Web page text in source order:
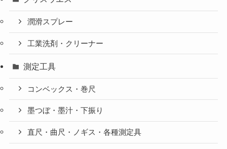
潤滑スプレー
工業洗剤・クリーナー
測定工具
コンベックス・巻尺
墨つぼ・墨汁・下振り
直尺・曲尺・ノギス・各種測定具